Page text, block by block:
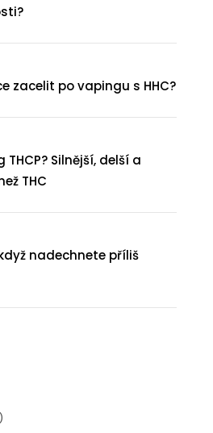
zacelit po vapingu s HHC?
THCP? Silnější, delší a
THC
nadechnete příliš